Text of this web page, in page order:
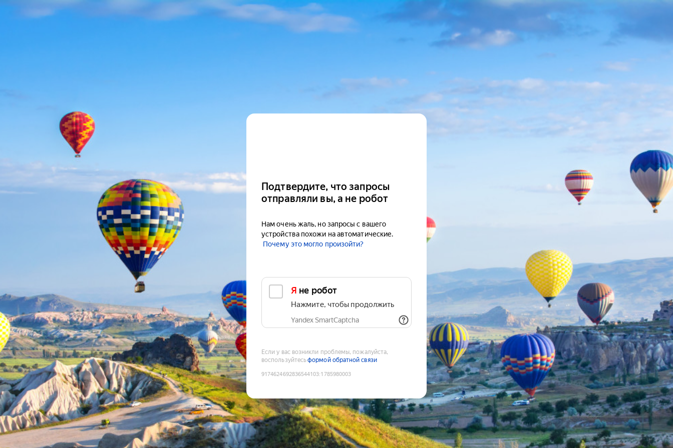
Подтвердите, что запросы
отправляли вы, а не робот
Нам очень жаль, но запросы с вашего
устройства похожи на автоматические.
Почему это могло произойти?
Я не робот
Нажмите, чтобы продолжить
Yandex SmartCaptcha
Если у вас возникли проблемы, пожалуйста,
воспользуйтесьформой обратной связи
9174624692836544103:1785980003